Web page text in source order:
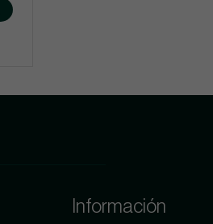
Información